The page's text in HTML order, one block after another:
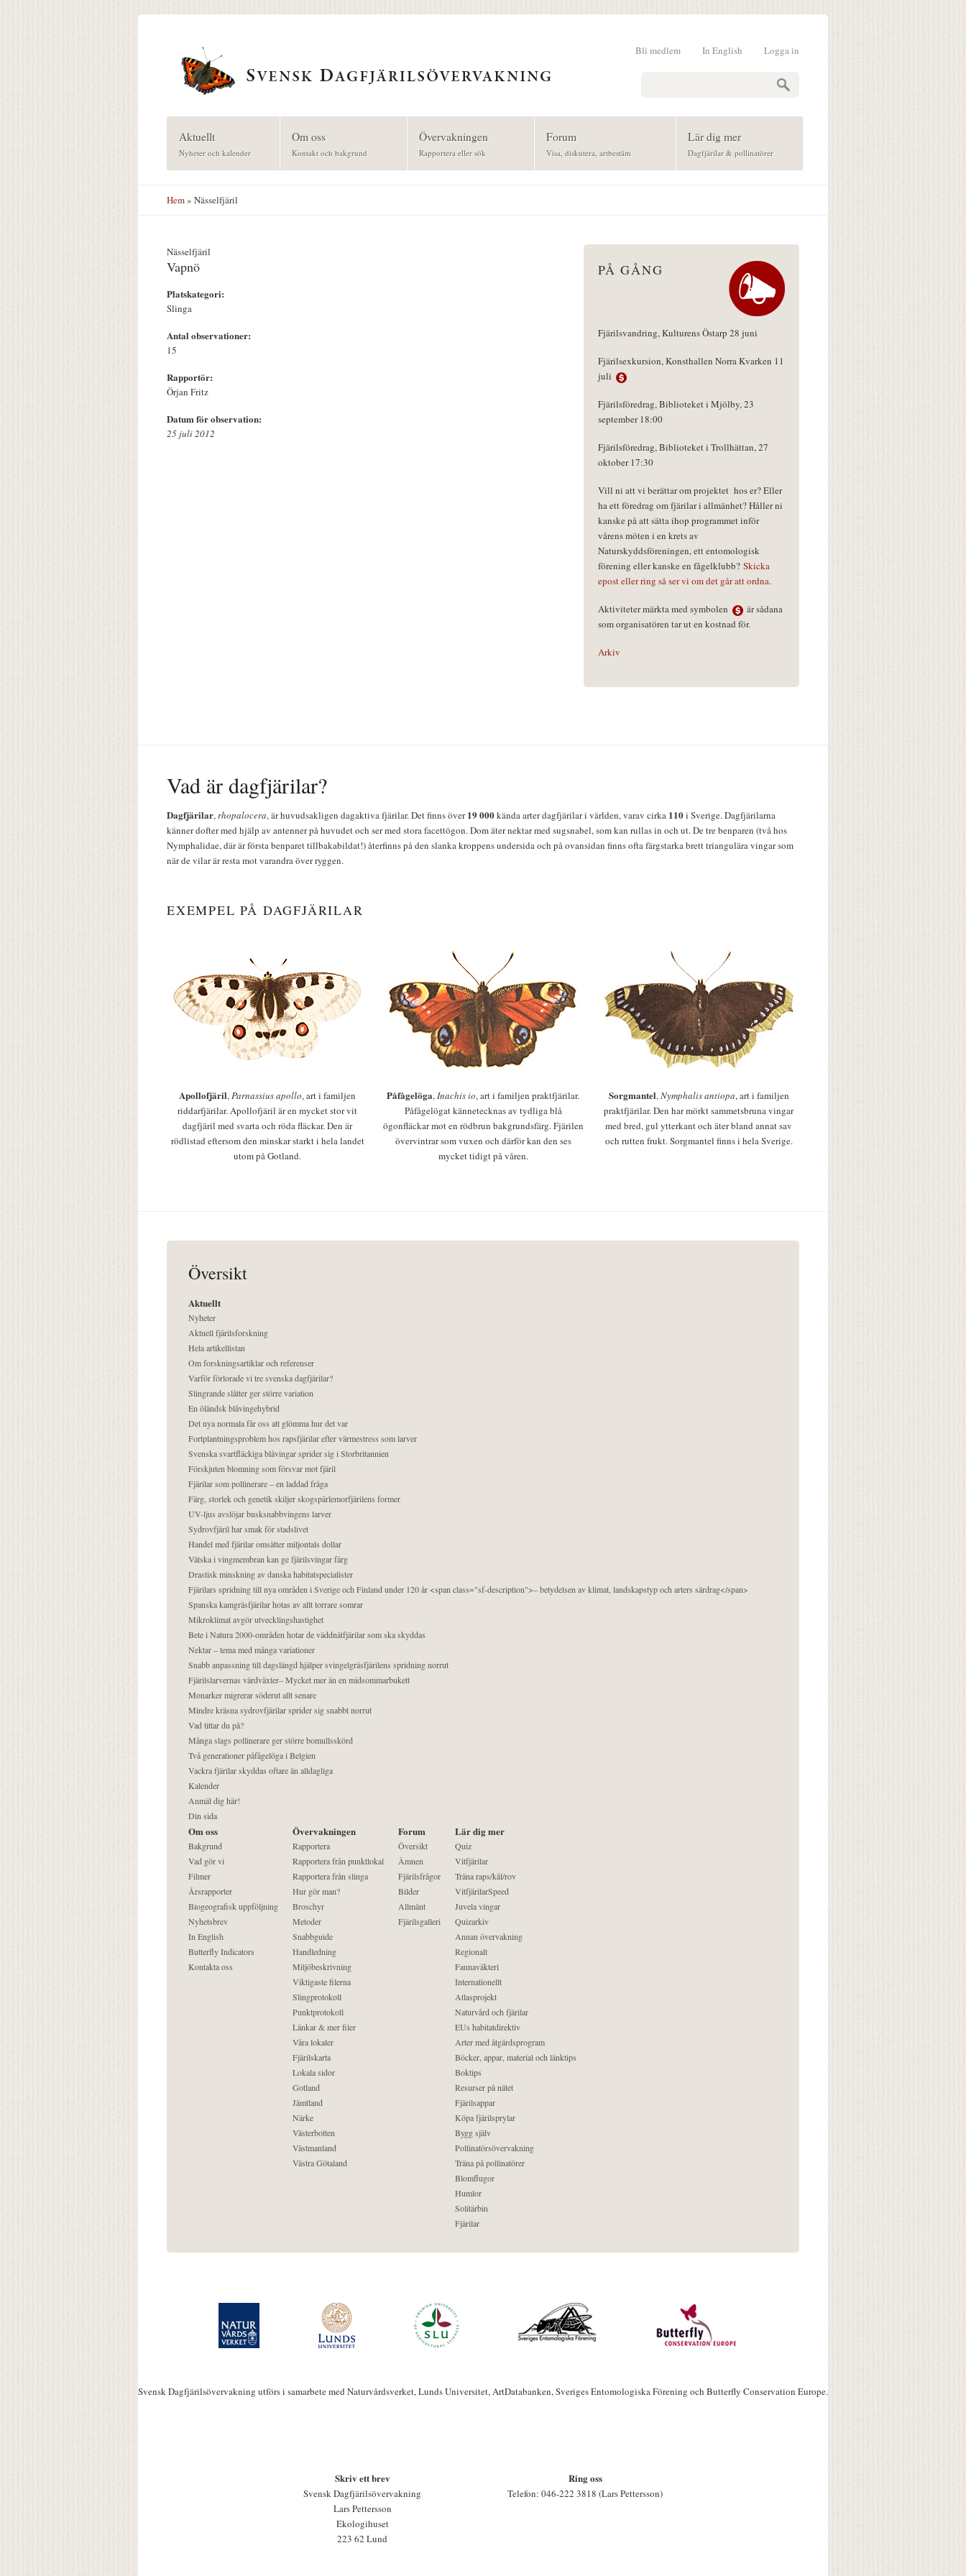
Logga in
In English
Bli medlem
Aktuellt
Nyheter och kalender
Om oss
Kontakt och bakgrund
Övervakningen
Rapportera eller sök
Forum
Visa, diskutera, artbestäm
Lär dig mer
Dagfjärilar & pollinatörer
Hem» Nässelfjäril
Nässelfjäril
Vapnö
Platskategori:
Slinga
Antal observationer:
15
Rapportör:
Örjan Fritz
Datum för observation:
25 juli 2012
PÅ GÅNG
Fjärilsvandring, Kulturens Östarp 28 juni
Fjärilsexkursion, Konsthallen Norra Kvarken 11
juli
Fjärilsföredrag, Biblioteket i Mjölby, 23
september 18:00
Fjärilsföredrag, Biblioteket i Trollhättan, 27
oktober 17:30
Vill ni att vi berättar om projektet hos er? Eller
ha ett föredrag om fjärilar i allmänhet? Håller ni
kanske på att sätta ihop programmet inför
vårens möten i en krets av
Naturskyddsföreningen, ett entomologisk
förening eller kanske en fågelklubb? Skicka
epost eller ring så ser vi om det går att ordna.
Aktiviteter märkta med symbolen
är sådana
som organisatören tar ut en kostnad för.
Arkiv
Vad är dagfjärilar?
Dagfjärilar,rhopalocera, är huvudsakligen dagaktiva fjärilar. Det finns över19 000kända arter dagfjärilar i världen, varav cirka 110i Sverige. Dagfjärilarna
känner dofter med hjälp av antenner på huvudet och ser med stora facettögon. Dom äter nektar med sugsnabel, som kan rullas in och ut. De tre benparen (två hos
Nymphalidae, där är första benparet tillbakabildat!) återfinns på den slanka kroppens undersida och på ovansidan finns ofta färgstarka brett triangulära vingar som
när de vilar är resta mot varandra över ryggen.
EXEMPEL PÅ DAGFJÄRILAR
Apollofjäril,Parnassius apollo, art i familjen
riddarfjärilar. Apollofjäril är en mycket stor vit
dagfjäril med svarta och röda fläckar. Den är
rödlistad eftersom den minskar starkt i hela landet
utom på Gotland.
Påfågelöga,Inachis io, art i familjen praktfjärilar.
Påfågelögat kännetecknas av tydliga blå
ögonfläckar mot en rödbrun bakgrundsfärg. Fjärilen
övervintrar som vuxen och därför kan den ses
mycket tidigt på våren.
Sorgmantel,Nymphalis antiopa, art i familjen
praktfjärilar. Den har mörkt sammetsbruna vingar
med bred, gul ytterkant och äter bland annat sav
och rutten frukt. Sorgmantel finns i hela Sverige.
Översikt
Aktuellt
Nyheter
Aktuell fjärilsforskning
Hela artikellistan
Om forskningsartiklar och referenser
Varför förlorade vi tre svenska dagfjärilar?
Slingrande slåtter ger större variation
En öländsk blåvingehybrid
Det nya normala får oss att glömma hur det var
Fortplantningsproblem hos rapsfjärilar efter värmestress som larver
Svenska svartfläckiga blåvingar sprider sig i Storbritannien
Förskjuten blomning som försvar mot fjäril
Fjärilar som pollinerare – en laddad fråga
Färg, storlek och genetik skiljer skogspärlemorfjärilens former
UV-ljus avslöjar busksnabbvingens larver
Sydrovfjäril har smak för stadslivet
Handel med fjärilar omsätter miljontals dollar
Vätska i vingmembran kan ge fjärilsvingar färg
Drastisk minskning av danska habitatspecialister
Fjärilars spridning till nya områden i Sverige och Finland under 120 år <span class="sf-description">– betydelsen av klimat, landskapstyp och arters särdrag</span>
Spanska kamgräsfjärilar hotas av allt torrare somrar
Mikroklimat avgör utvecklingshastighet
Bete i Natura 2000-områden hotar de väddnätfjärilar som ska skyddas
Nektar – tema med många variationer
Snabb anpassning till dagslängd hjälper svingelgräsfjärilens spridning norrut
Fjärilslarvernas värdväxter– Mycket mer än en midsommarbukett
Monarker migrerar söderut allt senare
Mindre kräsna sydrovfjärilar sprider sig snabbt norrut
Vad tittar du på?
Många slags pollinerare ger större bomullsskörd
Två generationer påfågelöga i Belgien
Vackra fjärilar skyddas oftare än alldagliga
Kalender
Anmäl dig här!
Din sida
Om oss
Bakgrund
Vad gör vi
Filmer
Årsrapporter
Biogeografisk uppföljning
Nyhetsbrev
In English
Butterfly Indicators
Kontakta oss
Övervakningen
Rapportera
Rapportera från punktlokal
Rapportera från slinga
Hur gör man?
Broschyr
Metoder
Snabbguide
Handledning
Miljöbeskrivning
Viktigaste filerna
Slingprotokoll
Punktprotokoll
Länkar & mer filer
Våra lokaler
Fjärilskarta
Lokala sidor
Gotland
Jämtland
Närke
Västerbotten
Västmanland
Västra Götaland
Forum
Översikt
Ämnen
Fjärilsfrågor
Bilder
Allmänt
Fjärilsgalleri
Lär dig mer
Quiz
Vitfjärilar
Träna raps/kål/rov
VitfjärilarSpeed
Juvela vingar
Quizarkiv
Annan övervakning
Regionalt
Faunaväkteri
Internationellt
Atlasprojekt
Naturvård och fjärilar
EUs habitatdirektiv
Arter med åtgärdsprogram
Böcker, appar, material och länktips
Boktips
Resurser på nätet
Fjärilsappar
Köpa fjärilsprylar
Bygg själv
Pollinatörsövervakning
Träna på pollinatörer
Blomflugor
Humlor
Solitärbin
Fjärilar
Svensk Dagfjärilsövervakning utförs i samarbete med Naturvårdsverket, Lunds Universitet, ArtDatabanken, Sveriges Entomologiska Förening och Butterfly Conservation Europe.
Skriv ett brev
Svensk Dagfjärilsövervakning
Lars Pettersson
Ekologihuset
223 62 Lund
Ring oss
Telefon: 046-222 3818 (Lars Pettersson)